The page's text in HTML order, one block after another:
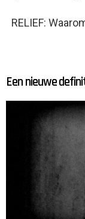
RELIEF:
Een nieuwe